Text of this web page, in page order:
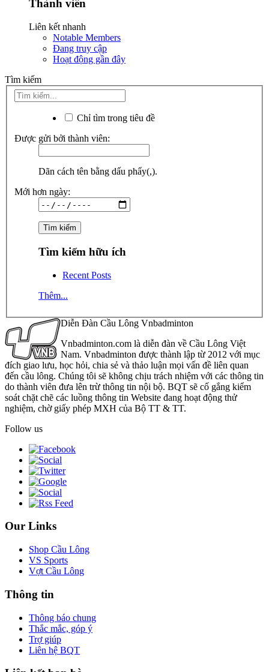
Thành viên
Liên kết nhanh
Notable Members
Đang truy cập
Hoạt động gần đây
Tìm kiếm
Chỉ tìm trong tiêu đề
Được gửi bởi thành viên:
Dãn cách tên bằng dấu phẩy(,).
Mới hơn ngày:
Tìm kiếm hữu ích
Recent Posts
Thêm...
Diễn Đàn Cầu Lông Vnbadminton
Vnbadminton.com là diễn đàn về Cầu Lông Việt
Nam. Vnbadminton được thành lập từ 2012 với mục
đích giao lưu, học hỏi, chia sẻ và thảo luận mọi vấn đề liên quan
đến cầu lông. Chúng tôi sẽ không chịu trách nhiệm với các thông tin
do thành viên đưa lên trừ thông tin nội bộ. BQT sẽ cố gắng kiểm
soát chặt chẽ các luồng thông tin Website đang hoạt động thử
nghiệm, chờ giấy phép MXH của Bộ TT & TT.
Follow us
Our Links
Shop Cầu Lông
VS Sports
Vợt Cầu Lông
Thông tin
Thông báo chung
Thắc mắc, góp ý
Trợ giúp
Liên hệ BQT